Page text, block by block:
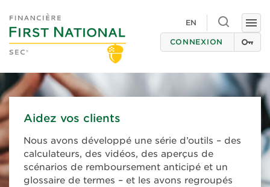
EN
Toggle
search
CONNEXION
Aidez vos clients
Nous avons développé une série d’outils – des
calculateurs, des vidéos, des aperçus de
scénarios de remboursement anticipé et un
glossaire de termes – et les avons regroupés
Abonnez-vous à notre bulletin
mensuel « Récents financements »
Vous vous demandez ce que First National a
financé récemment? Abonnez-vous à notre